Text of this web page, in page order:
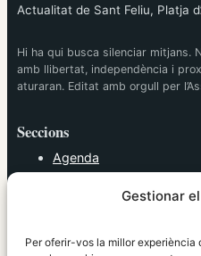
Gestionar
Per oferir-vos la millor
Actualitat de Sant Feliu, Platja
Hi ha qui busca silenciar mitjans.
amb llibertat, independència i
aturaran. Editat amb orgull per
Seccions
Agenda
Cultura
Política